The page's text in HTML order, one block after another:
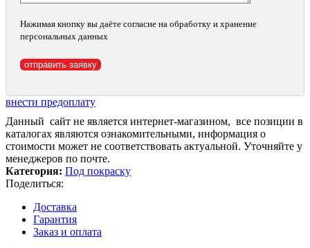
Нажимая кнопку вы даёте согласие на обработку и хранение
персональных данных
внести предоплату
Данный сайт не является интернет-магазином, все позиции в
каталогах являются ознакомительными, информация о
стоимости может не соответствовать актуальной. Уточняйте у
менеджеров по почте.
Категория: Под покраску
Поделиться:
Доставка
Гарантия
Заказ и оплата